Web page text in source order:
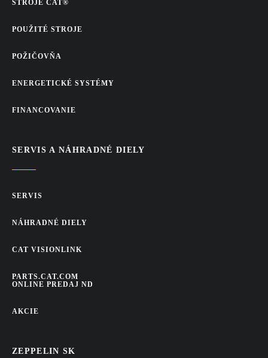
STROJE CAT®
POUŽITÉ STROJE
POŽIČOVŇA
ENERGETICKÉ SYSTÉMY
FINANCOVANIE
SERVIS A NÁHRADNÉ DIELY
SERVIS
NÁHRADNÉ DIELY
CAT VISIONLINK
PARTS.CAT.COM
ONLINE PREDAJ ND
AKCIE
ZEPPELIN SK